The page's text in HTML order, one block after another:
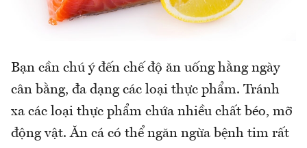
Bạn cần chú ý đến chế độ ăn uống hằng ngày
cân bằng, đa dạng các loại thực phẩm. Tránh
xa các loại thực phẩm chứa nhiều chất béo, mỡ
động vật. Ăn cá có thể ngăn ngừa bệnh tim rất